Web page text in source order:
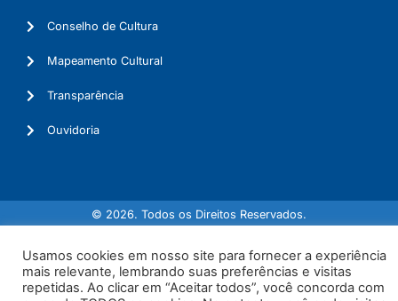
Conselho de Cultura
Mapeamento Cultural
Transparência
Ouvidoria
© 2026. Todos os Direitos Reservados.
Usamos cookies em nosso site para fornecer a experiência
mais relevante, lembrando suas preferências e visitas
repetidas. Ao clicar em “Aceitar todos”, você concorda com